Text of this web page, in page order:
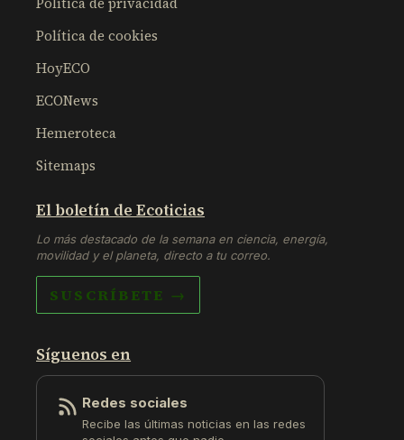
Política de cookies
HoyECO
ECONews
Hemeroteca
Sitemaps
El boletín de Ecoticias
Lo más destacado de la semana en ciencia, energía,
movilidad y el planeta, directo a tu correo.
SUSCRÍBETE →
Síguenos en
Redes sociales
Recibe las últimas noticias en las redes